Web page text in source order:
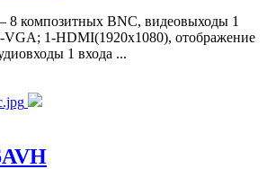
8 композитных BNC, видеовыходы 1
1-HDMI(1920х1080), отображение
1 входа ...